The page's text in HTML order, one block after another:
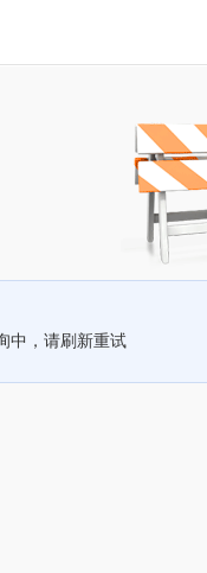
中，请刷新重试